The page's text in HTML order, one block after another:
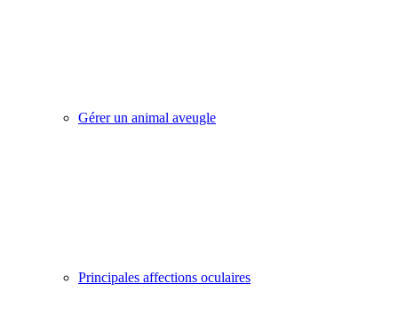
Gérer un animal aveugle
Principales affections oculaires